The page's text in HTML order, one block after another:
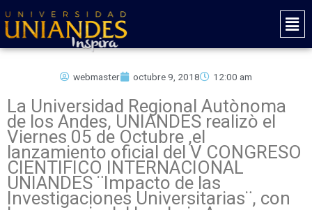
al
contenido
Main
webmaster octubre 9, 2018 12:00 am
La Universidad Regional Autònoma
de los Andes, UNIANDES realizò el
Viernes 05 de Octubre ,el
lanzamiento oficial del V CONGRESO
CIENTIFICO INTERNACIONAL
UNIANDES ¨Impacto de las
Investigaciones Universitarias¨, con